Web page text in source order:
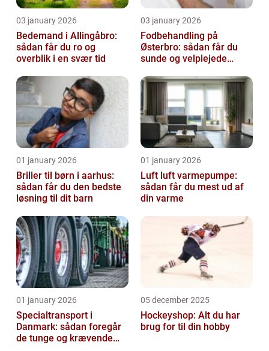
03 january 2026
Bedemand i Allingåbro:
sådan får du ro og
overblik i en svær tid
03 january 2026
Fodbehandling på
Østerbro: sådan får du
sunde og velplejede
01 january 2026
Briller til børn i aarhus:
sådan får du den bedste
løsning til dit barn
01 january 2026
Luft luft varmepumpe:
sådan får du mest ud af
din varme
01 january 2026
Specialtransport i
Danmark: sådan foregår
de tunge og krævende
05 december 2025
Hockeyshop: Alt du har
brug for til din hobby